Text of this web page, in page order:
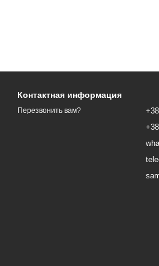
Контактная информация
Перезвонить вам?